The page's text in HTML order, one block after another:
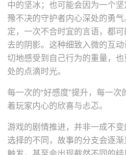
中的坚冰；也可能会因为一个
豫不决的守护者内心深处的勇
定，一次不合时宜的言语，都
去的阴影。这种细致入微的互
切地感受到自己行为的重量，
处的点滴时光。
每一次的“好感度”提升，每一次
着玩家内心的欣喜与忐忑。
游戏的剧情推进，并非一成不
选择的不同，故事的分支会逐